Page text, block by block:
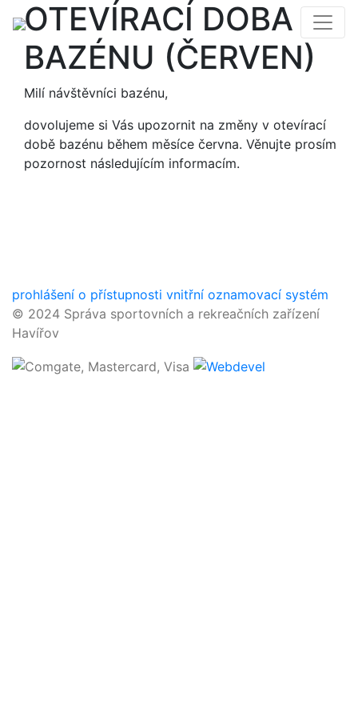
OTEVÍRACÍ DOBA
BAZÉNU (ČERVEN)
Milí návštěvníci bazénu,
dovolujeme si Vás upozornit na změny v otevírací
době bazénu během měsíce června. Věnujte prosím
pozornost následujícím informacím.
prohlášení o přístupnosti vnitřní oznamovací systém
© 2024 Správa sportovních a rekreačních zařízení
Havířov